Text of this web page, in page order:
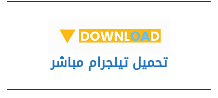
تحميل تيلجرام مباشر